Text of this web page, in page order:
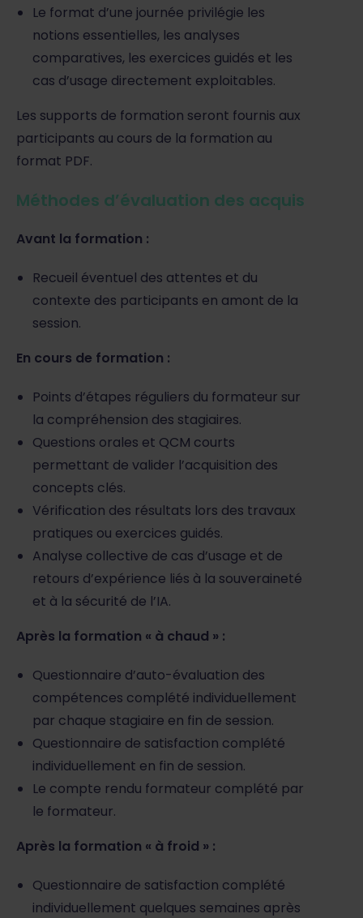
Le format d’une journée privilégie les
notions essentielles, les analyses
comparatives, les exercices guidés et les
cas d’usage directement exploitables.
Les supports de formation seront fournis aux
participants au cours de la formation au
format PDF.
Méthodes d’évaluation des acquis
Avant la formation :
Recueil éventuel des attentes et du
contexte des participants en amont de la
session.
En cours de formation :
Points d’étapes réguliers du formateur sur
la compréhension des stagiaires.
Questions orales et QCM courts
permettant de valider l’acquisition des
concepts clés.
Vérification des résultats lors des travaux
pratiques ou exercices guidés.
Analyse collective de cas d’usage et de
retours d’expérience liés à la souveraineté
et à la sécurité de l’IA.
Après la formation « à chaud » :
Questionnaire d’auto-évaluation des
compétences complété individuellement
par chaque stagiaire en fin de session.
Questionnaire de satisfaction complété
individuellement en fin de session.
Le compte rendu formateur complété par
le formateur.
Après la formation « à froid » :
Questionnaire de satisfaction complété
individuellement quelques semaines après